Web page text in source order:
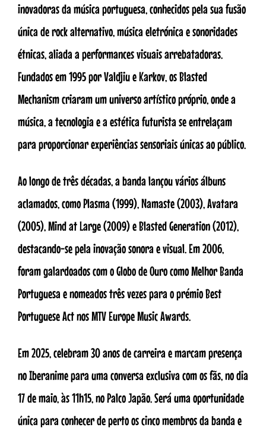
inovadoras da música portuguesa, conhecidos pela sua fusão
única de rock alternativo, música eletrónica e sonoridades
étnicas, aliada a performances visuais arrebatadoras.
Fundados em 1995 por Valdjiu e Karkov, os Blasted
Mechanism criaram um universo artístico próprio, onde a
música, a tecnologia e a estética futurista se entrelaçam
para proporcionar experiências sensoriais únicas ao público.
Ao longo de três décadas, a banda lançou vários álbuns
aclamados, como Plasma (1999), Namaste (2003), Avatara
(2005), Mind at Large (2009) e Blasted Generation (2012),
destacando-se pela inovação sonora e visual. Em 2006,
foram galardoados com o Globo de Ouro como Melhor Banda
Portuguesa e nomeados três vezes para o prémio Best
Portuguese Act nos MTV Europe Music Awards.
Em 2025, celebram 30 anos de carreira e marcam presença
no Iberanime para uma conversa exclusiva com os fãs, no dia
17 de maio, às 11h15, no Palco Japão. Será uma oportunidade
única para conhecer de perto os cinco membros da banda e